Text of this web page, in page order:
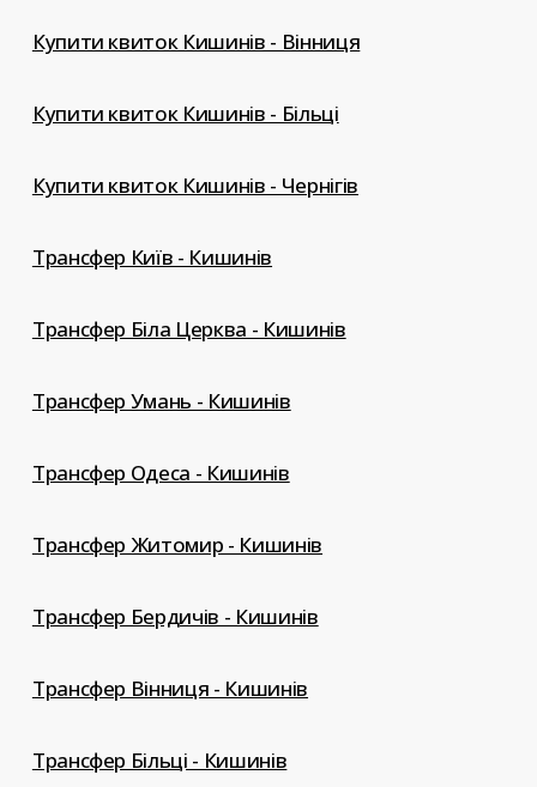
Купити квиток Кишинів - Вінниця
Купити квиток Кишинів - Більці
Купити квиток Кишинів - Чернігів
Трансфер Київ - Кишинів
Трансфер Біла Церква - Кишинів
Трансфер Умань - Кишинів
Трансфер Одеса - Кишинів
Трансфер Житомир - Кишинів
Трансфер Бердичів - Кишинів
Трансфер Вінниця - Кишинів
Трансфер Більці - Кишинів